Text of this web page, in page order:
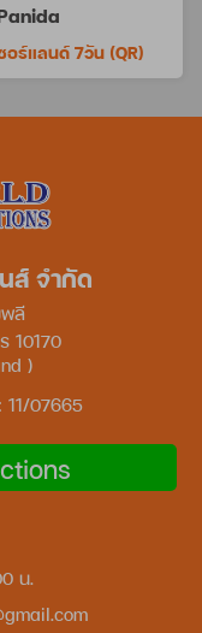
ร์แลนด์ 7วัน (QR)
ส์ จำกัด
ลี
10170
)
11/07665
น.